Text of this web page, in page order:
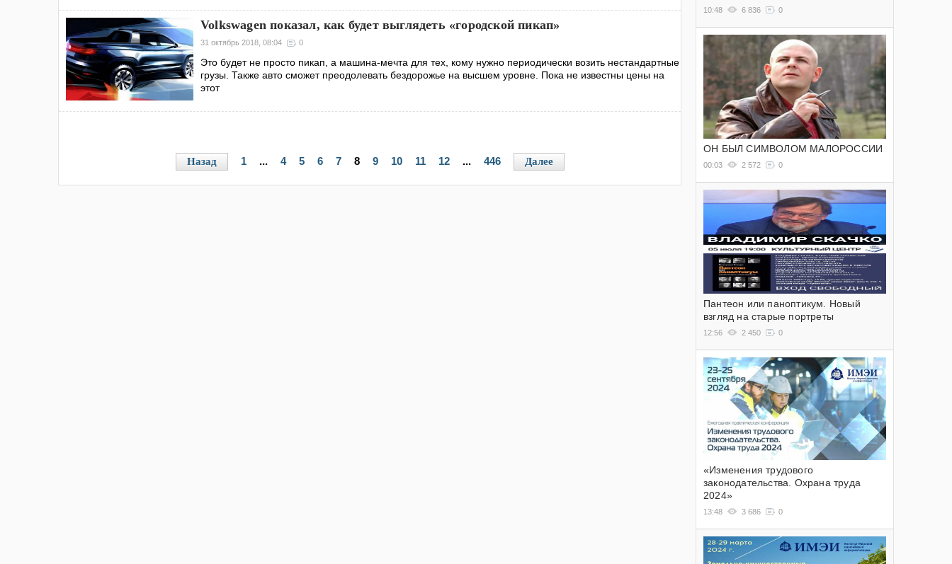
Volkswagen показал, как будет выглядеть «городской пикап»
31 октябрь 2018, 08:04 0
Это будет не просто пикап, а машина-мечта для тех, кому нужно периодически возить нестандартные
грузы. Также авто сможет преодолевать бездорожье на высшем уровне. Пока не известны цены на
этот
Назад 1 ... 4 5 6 7 8 9 10 11 12 ... 446 Далее
10:48 6 836 0
ОН БЫЛ СИМВОЛОМ МАЛОРОССИИ
00:03 2 572 0
Пантеон или паноптикум. Новый
взгляд на старые портреты
12:56 2 450 0
«Изменения трудового
законодательства. Охрана труда
2024»
13:48 3 686 0